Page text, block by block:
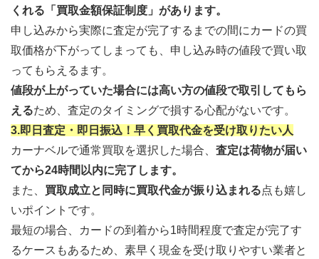
くれる「買取金額保証制度」があります。
申し込みから実際に査定が完了するまでの間にカードの買
取価格が下がってしまっても、申し込み時の値段で買い取
ってもらえるます。
値段が上がっていた場合には高い方の値段で取引してもら
えるため、査定のタイミングで損する心配がないです。
3.即日査定・即日振込！早く買取代金を受け取りたい人
カーナベルで通常買取を選択した場合、 査定は荷物が届い
てから24時間以内に完了します。
また、 買取成立と同時に買取代金が振り込まれる点も嬉し
いポイントです。
最短の場合、カードの到着から1時間程度で査定が完了す
るケースもあるため、素早く現金を受け取りやすい業者と